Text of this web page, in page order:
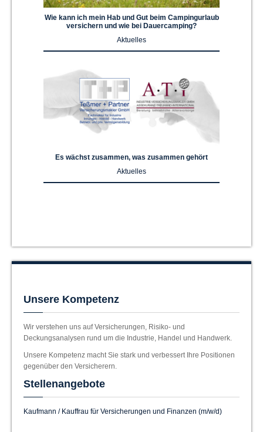
Wie kann ich mein Hab und Gut beim Campingurlaub
versichern und wie bei Dauercamping?
Aktuelles
Es wächst zusammen, was zusammen gehört
Aktuelles
Unsere Kompetenz
Wir verstehen uns auf Versicherungen, Risiko- und
Deckungsanalysen rund um die Industrie, Handel und Handwerk.
Unsere Kompetenz macht Sie stark und verbessert Ihre Positionen
gegenüber den Versicherern.
Stellenangebote
Kaufmann / Kauffrau für Versicherungen und Finanzen (m/w/d)